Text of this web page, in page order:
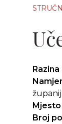
Broj